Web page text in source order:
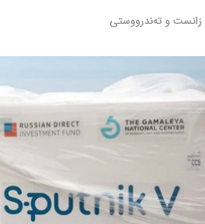
زانست و تەندرووستی